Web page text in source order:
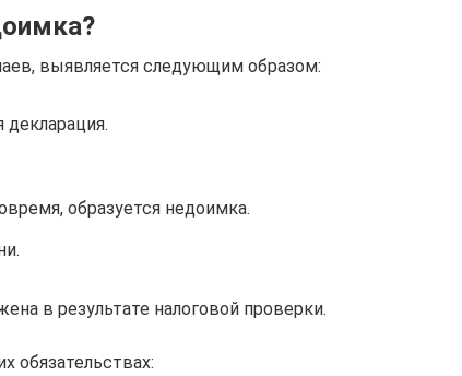
выявляется следующим образом:
декларация.
образуется недоимка.
в результате налоговой проверки.
обязательствах: